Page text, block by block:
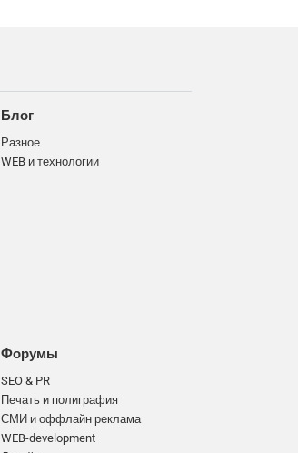
Блог
Разное
WEB и технологии
Форумы
SEO & PR
Печать и полиграфия
СМИ и оффлайн реклама
WEB-development